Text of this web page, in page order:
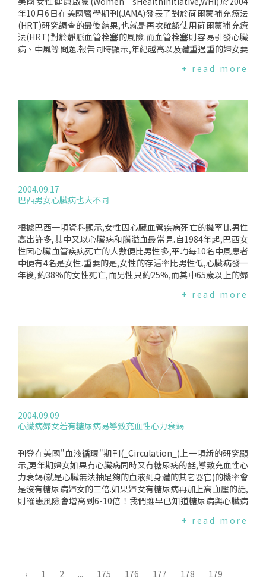
藥超過上限者要以藥物的方式申請.如果維生素Ｅ每日用量18m
g以下,則可以以食品方式管理,只是不能宣稱療效.其實一個人一
天所需要的維生素E攝取量男性約12mg﹐女性約10mg.一般來
說維生素E很容易從飲食中攝取,特別是在胚芽、全穀類、堅果
半是400mg一顆的,沒有必要天天吃,建議四天一錠或一週一錠
老化、及導致心臟病及癌症的發生.其實少量的維生素E是非常
有效的抗氧化劑,但若是服用過多,可能反而會破壞體內本身抗氧
的能力,導致更嚴重的傷害.
年10月6日在美國醫學期刊(JAMA)發表了對於荷爾蒙補充療法
(HRT)研究調查的最後結果,也就是再次確認使用荷爾蒙補充療
法(HRT)對於靜脈血管栓塞的風險.而血管栓塞則容易引發心臟
病、中風等問題.報告同時顯示,年紀越高以及體重過重的婦女要
承擔的風險,比50-59歲的婦女高出4.3倍；而70-79的婦女則比5
+ read more
2004.09.17
巴西男女心臟病也大不同
根據巴西一項資料顯示,女性因心臟血管疾病死亡的機率比男性
高出許多,其中又以心臟病和腦溢血最常見.自1984年起,巴西女
性因心臟血管疾病死亡的人數便比男性多,平均每10名中風患者
中便有4名是女性.重要的是,女性的存活率比男性低,心臟病發一
年後,約38%的女性死亡,而男性只約25%,而其中65歲以上的婦
身上常見到的,但由於女性所呈現的中風徵兆與男性不同,因此女
病症狀.但婦女則比較傾向於會有背部、右胸、腹部、喉頭癥狀
和心絞痛.而且婦女也較常僅有呼吸短促、噁心或虛弱等心臟病
症狀.再者,引起中風的主因,及阻礙血液氧氣流通的脂肪塊形成
方式,男女也不同,男性的脂肪塊較厚實,而女性的較零散,因此令
專家無從及早發現女性血管裡出現脂肪塊.根據美國的研究指出,
男女在心臟血管疾病上不論是發生的年齡、風險因子的評估、
的診斷困難、延誤就醫、存活率低.在台灣,中風、心臟病的防治
仍是以男性為主,不但沒有專業人士有性別差異的研究,醫師亦缺
適當的處置,這是我們必須努力去瞭解並改變的.
+ read more
2004.09.09
心臟病婦女若有糖尿病易導致充血性心力衰竭
刊登在美國"血液循環"期刊(_Circulation_)上一項新的研究顯
示,更年期婦女如果有心臟病同時又有糖尿病的話,導致充血性心
力衰竭(就是心臟無法抽足夠的血液到身體的其它器官)的機率會
是沒有糖尿病婦女的三倍.如果婦女有糖尿病再加上高血壓的話,
則罹患風險會增高到6-10倍！我們雖早已知道糖尿病與心臟病
實所知有限.這項由在舊金山加州大學(UCSF)的研究員所做的研
糖尿病.對男人而言,充血性心力衰竭通常發生在心臟病發作以
+ read more
‹ 1 2 ... 175 176 177 178 179